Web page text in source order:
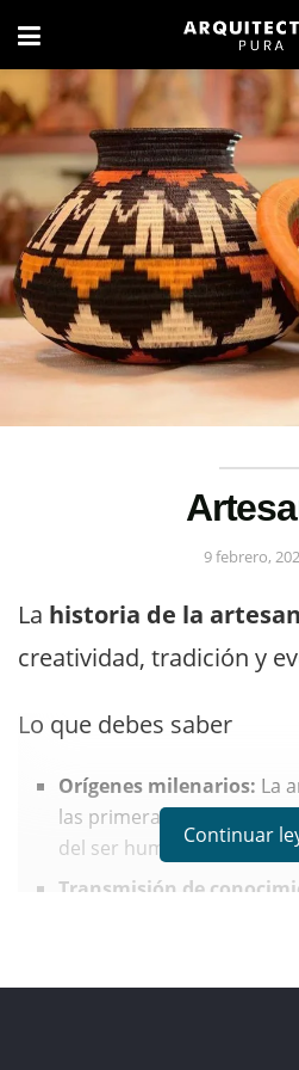
9 febrero,
La historia de la
creatividad, tradición y
Lo que debes saber
Orígenes milenarios: La
las primeras
del ser humano con su
Transmisión de
tiempo.
Continuar